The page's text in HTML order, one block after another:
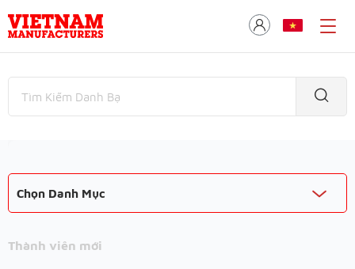
Chọn Danh Mục
Thành viên mới